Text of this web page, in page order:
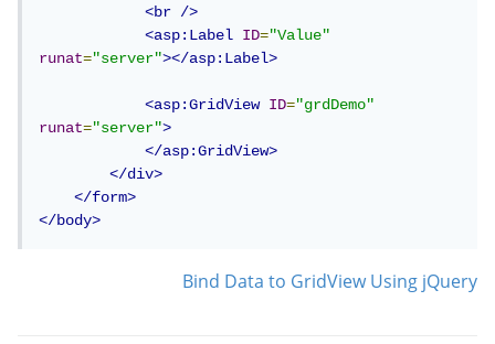
<br
/>
<asp:Label
ID="Value"
runat="server"></asp:Label>
<asp:GridView ID="grdDemo"
runat="server">
</asp:GridView>
</div>
</form>
</body>
Bind Data to GridView Using jQuery